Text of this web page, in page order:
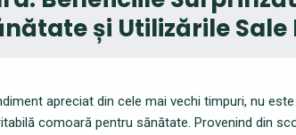
și Utilizările Sale
apreciat din cele mai vechi timpuri, nu
comoară pentru sănătate. Provenind din